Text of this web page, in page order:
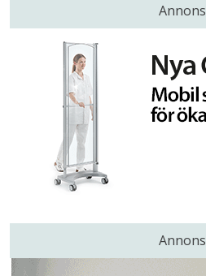
Annons
Annons